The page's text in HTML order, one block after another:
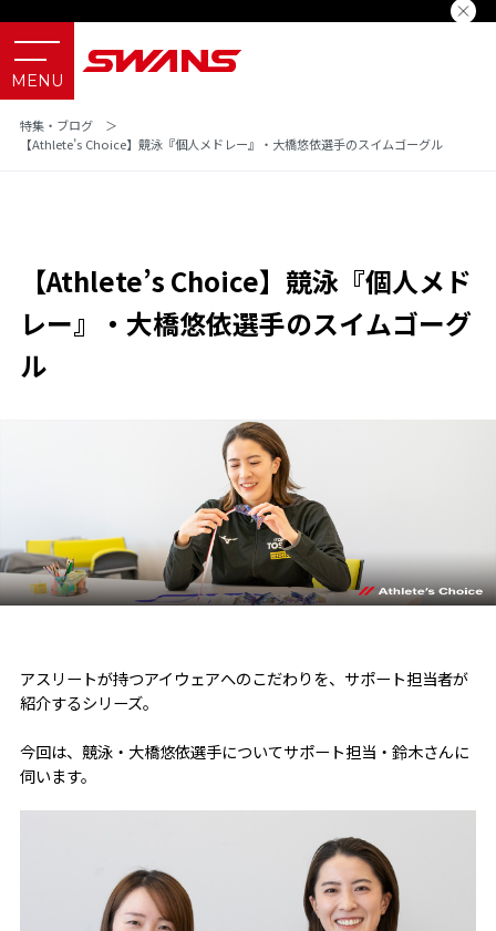
特集・ブログ
＞
【Athlete’s Choice】競泳『個人メドレー』・大橋悠依選手のスイムゴーグル
【Athlete’s Choice】競泳『個人メド
レー』・大橋悠依選手のスイムゴーグ
ル
アスリートが持つアイウェアへのこだわりを、サポート担当者が
紹介するシリーズ。
今回は、競泳・大橋悠依選手についてサポート担当・鈴木さんに
伺います。